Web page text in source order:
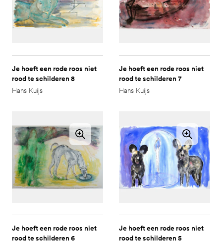
Je hoeft een rode roos niet
rood te schilderen 8
Hans Kuijs
Je hoeft een rode roos niet
rood te schilderen 7
Hans Kuijs
Je hoeft een rode roos niet
rood te schilderen 6
Je hoeft een rode roos niet
rood te schilderen 5